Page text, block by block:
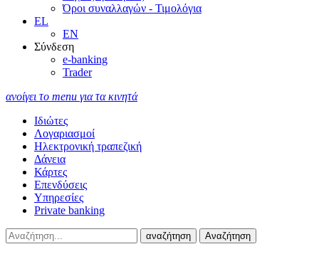
Όροι συναλλαγών - Τιμολόγια
EL
EN
Σύνδεση
e-banking
Trader
ανοίγει το menu για τα κινητά
Ιδιώτες
Λογαριασμοί
Ηλεκτρονική τραπεζική
Δάνεια
Κάρτες
Επενδύσεις
Υπηρεσίες
Private banking
αναζήτηση Αναζήτηση